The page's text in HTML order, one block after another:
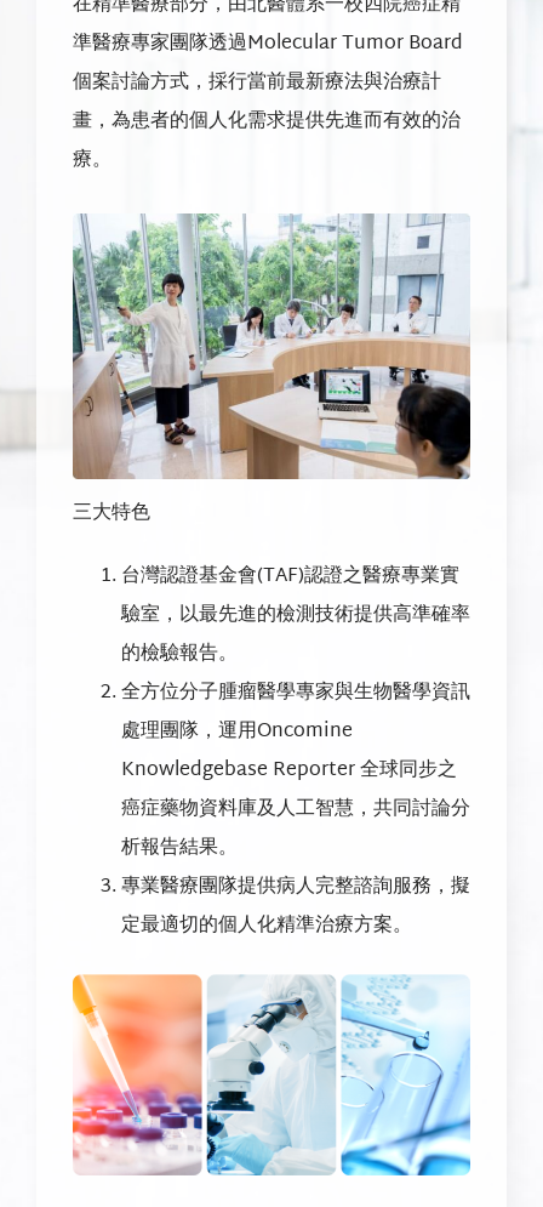
準醫療專家團隊透過Molecular Tumor Board
個案討論方式，採行當前最新療法與治療計
畫，為患者的個人化需求提供先進而有效的治
療。
三大特色
台灣認證基金會(TAF)認證之醫療專業實
驗室，以最先進的檢測技術提供高準確率
的檢驗報告。
全方位分子腫瘤醫學專家與生物醫學資訊
處理團隊，運用Oncomine
Knowledgebase Reporter 全球同步之
癌症藥物資料庫及人工智慧，共同討論分
析報告結果。
專業醫療團隊提供病人完整諮詢服務，擬
定最適切的個人化精準治療方案。